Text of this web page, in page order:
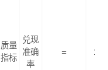
质量
指标
兑现
准确
率
= 100